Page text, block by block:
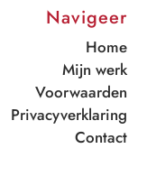
Navigeer
Home
Mijn werk
Voorwaarden
Privacyverklaring
Contact